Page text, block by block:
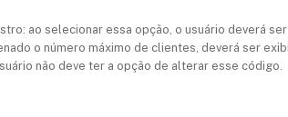
ao selecionar essa opção, o usuário deverá
o número máximo de clientes, deverá ser
não deve ter a opção de alterar esse código.